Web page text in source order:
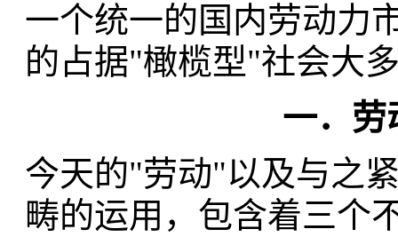
一个统一的国内劳动力
的占据"橄榄型"社会大
一．劳
今天的"劳动"以及与之
畴的运用，包含着三个